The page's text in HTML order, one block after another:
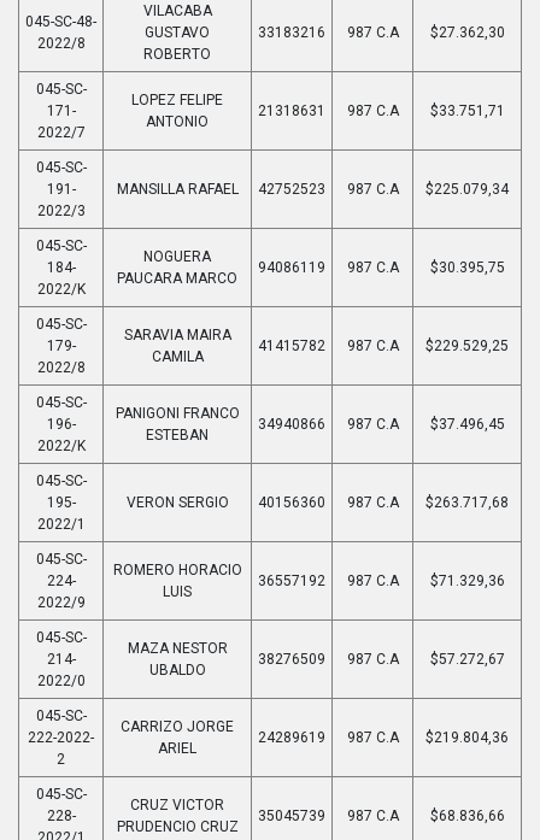
045-SC-48-
2022/8
VILACABA
GUSTAVO
ROBERTO
33183216 987 C.A $27.362,30
045-SC-
171-
2022/7
LOPEZ FELIPE
ANTONIO
21318631 987 C.A $33.751,71
045-SC-
191-
2022/3
MANSILLA RAFAEL 42752523 987 C.A $225.079,34
045-SC-
184-
2022/K
NOGUERA
PAUCARA MARCO
94086119 987 C.A $30.395,75
045-SC-
179-
2022/8
SARAVIA MAIRA
CAMILA
41415782 987 C.A $229.529,25
045-SC-
196-
2022/K
PANIGONI FRANCO
ESTEBAN
34940866 987 C.A $37.496,45
045-SC-
195-
2022/1
VERON SERGIO 40156360 987 C.A $263.717,68
045-SC-
224-
2022/9
ROMERO HORACIO
LUIS
36557192 987 C.A $71.329,36
045-SC-
214-
2022/0
MAZA NESTOR
UBALDO
38276509 987 C.A $57.272,67
045-SC-
222-2022-
2
CARRIZO JORGE
ARIEL
24289619 987 C.A $219.804,36
045-SC-
228-
CRUZ VICTOR
PRUDENCIO CRUZ
35045739 987 C.A $68.836,66